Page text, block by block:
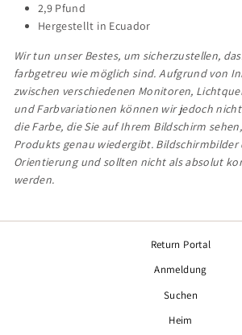
2,9 Pfund
Hergestellt in Ecuador
Wir tun unser Bestes, um sicherzustellen,
farbgetreu wie möglich sind. Aufgrund von
zwischen verschiedenen Monitoren,
und Farbvariationen können wir jedoch
die Farbe, die Sie auf Ihrem Bildschirm
Produkts genau wiedergibt. Bildschirmbilder
Orientierung und sollten nicht als absolut
werden.
Return Portal
Anmeldung
Suchen
Heim